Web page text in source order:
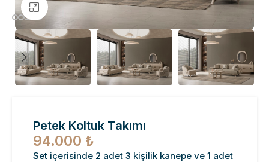
Büyütmek için tıklayın
Petek Koltuk Takımı
94.000 ₺
Set içerisinde 2 adet 3 kişilik kanepe ve 1 adet